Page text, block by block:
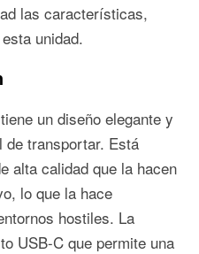
las características,
unidad.
un diseño elegante y
de transportar. Está
alta calidad que la hacen
lo que la hace
hostiles. La
USB-C que permite una